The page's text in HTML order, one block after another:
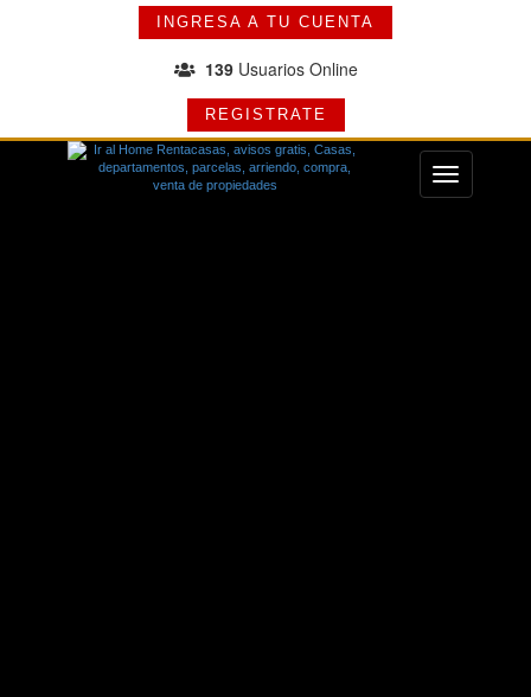
INGRESA A TU CUENTA
139Usuarios Online
REGISTRATE
Menu